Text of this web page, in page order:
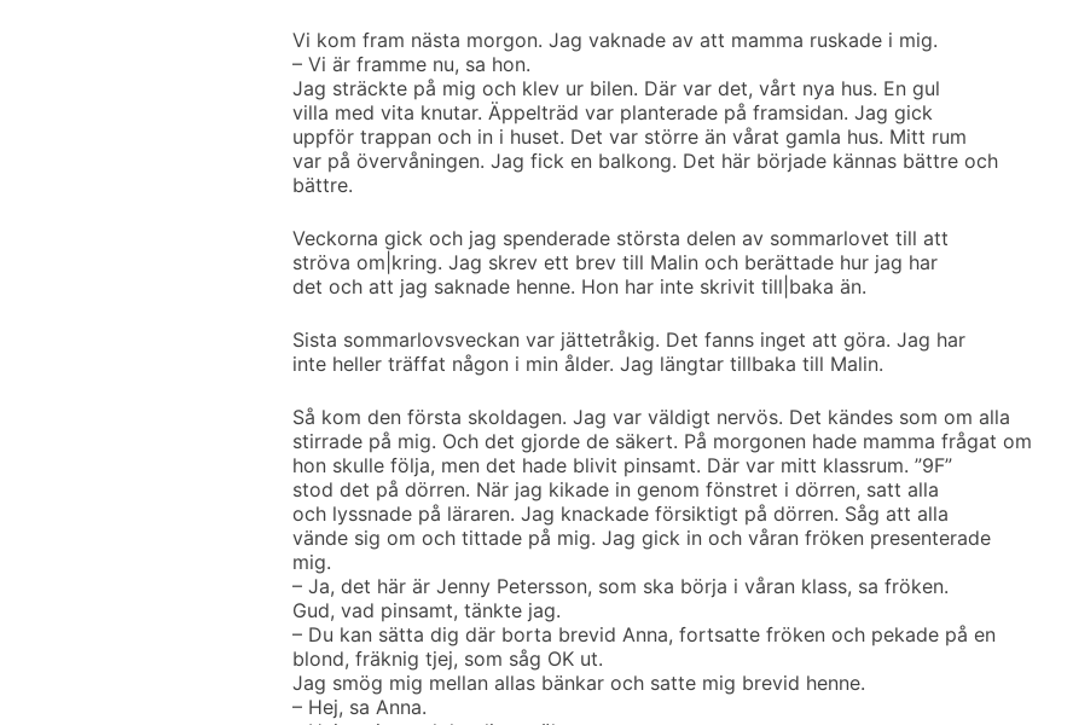
Vi kom fram nästa morgon. Jag vaknade av att mamma ruskade i mig.
– Vi är framme nu, sa hon.
Jag sträckte på mig och klev ur bilen. Där var det, vårt nya hus. En gul
villa med vita knutar. Äppelträd var planterade på framsidan. Jag gick
uppför trappan och in i huset. Det var större än vårat gamla hus. Mitt rum
var på övervåningen. Jag fick en balkong. Det här började kännas bättre och
bättre.
Veckorna gick och jag spenderade största delen av sommarlovet till att
ströva om|kring. Jag skrev ett brev till Malin och berättade hur jag har
det och att jag saknade henne. Hon har inte skrivit till|baka än.
Sista sommarlovsveckan var jättetråkig. Det fanns inget att göra. Jag har
inte heller träffat någon i min ålder. Jag längtar tillbaka till Malin.
Så kom den första skoldagen. Jag var väldigt nervös. Det kändes som om alla
stirrade på mig. Och det gjorde de säkert. På morgonen hade mamma frågat om
hon skulle följa, men det hade blivit pinsamt. Där var mitt klassrum. ”9F”
stod det på dörren. När jag kikade in genom fönstret i dörren, satt alla
och lyssnade på läraren. Jag knackade försiktigt på dörren. Såg att alla
vände sig om och tittade på mig. Jag gick in och våran fröken presenterade
mig.
– Ja, det här är Jenny Petersson, som ska börja i våran klass, sa fröken.
Gud, vad pinsamt, tänkte jag.
– Du kan sätta dig där borta brevid Anna, fortsatte fröken och pekade på en
blond, fräknig tjej, som såg OK ut.
Jag smög mig mellan allas bänkar och satte mig brevid henne.
– Hej, sa Anna.